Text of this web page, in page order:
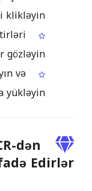
klikləyin
gözləyin
və
yükləyin
dən
Edirlər